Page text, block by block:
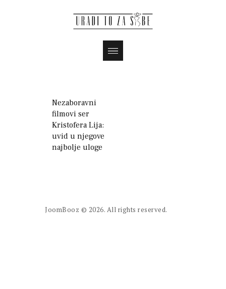
Nezaboravni
filmovi ser
Kristofera Lija:
uvid u njegove
najbolje uloge
JoomBooz © 2026. All rights reserved.